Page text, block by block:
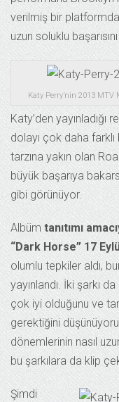
verilmiş bir platformda
uzun soluklu
Katy Perry’nin 2013
Katy’den
dolayı çok daha
tarzına yakın olan
büyük başarıya
gibi görünüyor.
Albüm tanıtımı
“Dark Horse” 17
olumlu tepkiler aldı,
yayınlandı. İki şarkı
çok iyi olduğunu ve
gerektiğini
dönemlerinin nasıl
bu şarkılara da klip
Şimdi